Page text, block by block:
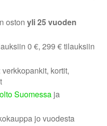
ostonyli 25 vuoden
0 €, 299 € tilauksiin
kortit,
Suomessa ja
jo vuodesta